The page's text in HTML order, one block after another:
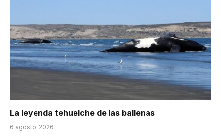
La leyenda tehuelche de las ballenas
6 agosto, 2026